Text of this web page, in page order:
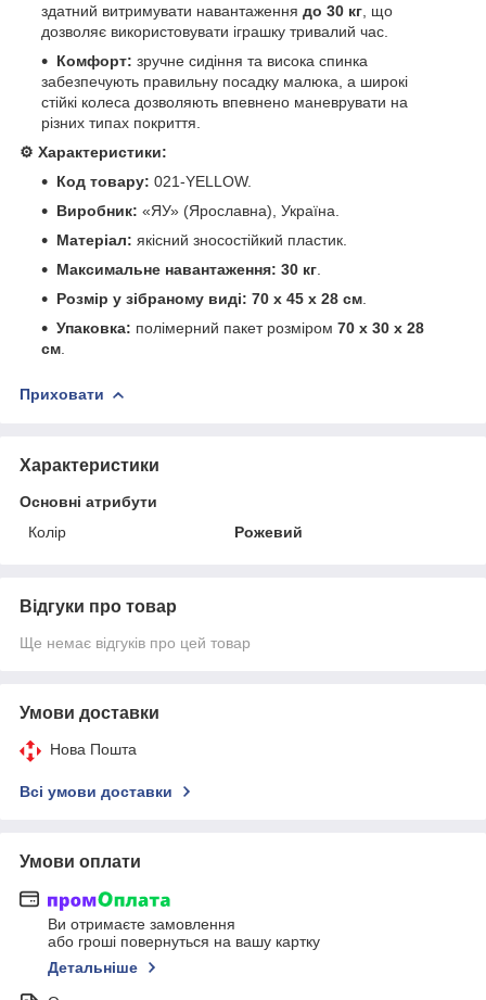
здатний витримувати навантаження до 30 кг , що
дозволяє використовувати іграшку тривалий час.
Комфорт: зручне сидіння та висока спинка
забезпечують правильну посадку малюка, а широкі
стійкі колеса дозволяють впевнено маневрувати на
різних типах покриття.
⚙️ Характеристики:
Код товару: 021-YELLOW.
Виробник: «ЯУ» (Ярославна), Україна.
Матеріал: якісний зносостійкий пластик.
Максимальне навантаження: 30 кг
Розмір у зібраному виді: 70 х 45 х 28 см
Упаковка: полімерний пакет розміром 70 х 30 х 28
см
Приховати
Характеристики
Основні атрибути
Колір
Рожевий
Відгуки про товар
Ще немає відгуків про цей товар
Умови доставки
Нова Пошта
Всі умови доставки
Умови оплати
Ви отримаєте замовлення
або гроші повернуться на вашу картку
Детальніше